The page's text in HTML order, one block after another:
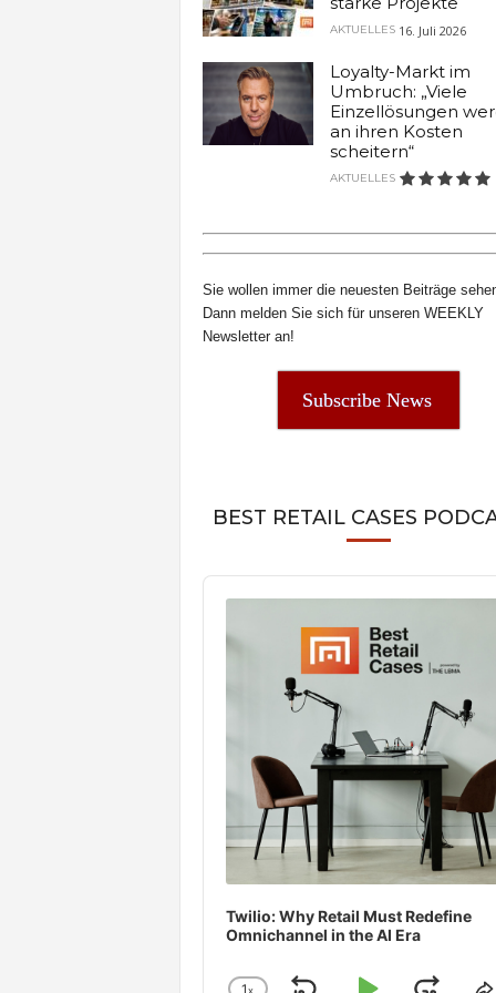
AKTUELLES 16. Juli 2026
Loyalty-Markt im
Umbruch: „Viele
Einzellösungen
an ihren Kosten
scheitern“
AKTUELLES
Sie wollen immer die neuesten Beiträge
Dann melden Sie sich für unseren WEEKLY
Newsletter an!
Subscribe News
BEST RETAIL CASES
Audio
Player
Twilio: Why Retail Must Redefine
Omnichannel in the AI Era
1x